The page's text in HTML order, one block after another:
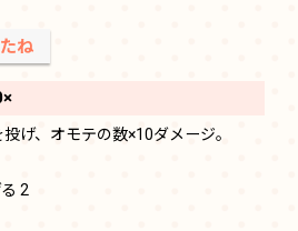
ね
げ、オモテの数×10ダメージ。
2